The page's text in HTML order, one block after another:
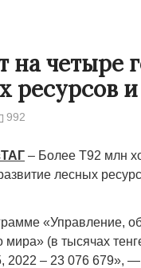
на четыре
ресурсов
992
– Более Т92 млн
лесных
«Управление,
мира» (в тысячах
2022 – 23 076 679»,
Народ выбрал свет
17.10.2024 17:00